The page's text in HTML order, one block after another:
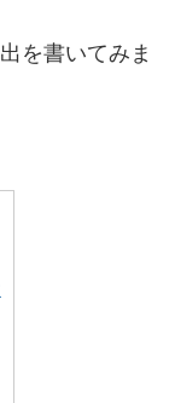
を書いてみま